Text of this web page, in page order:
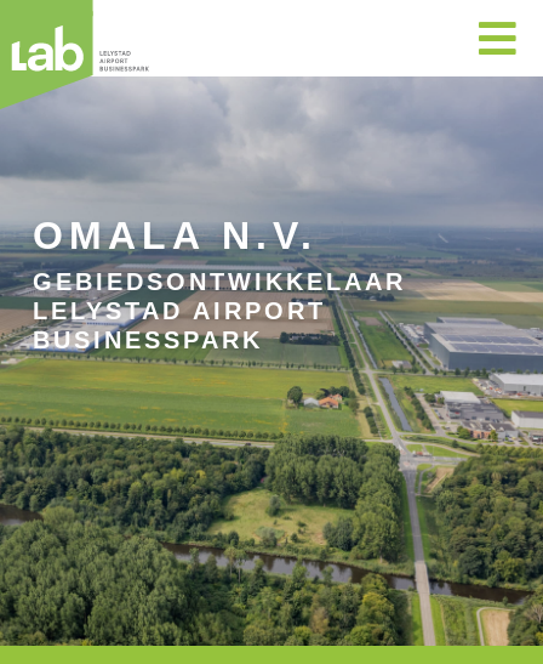

OMALA N.V.
GEBIEDSONTWIKKELAAR
LELYSTAD AIRPORT
BUSINESSPARK